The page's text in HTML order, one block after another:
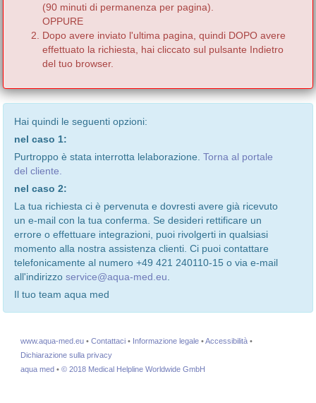
(90 minuti di permanenza per pagina).
OPPURE
Dopo avere inviato l'ultima pagina, quindi DOPO avere
effettuato la richiesta, hai cliccato sul pulsante Indietro
del tuo browser.
Hai quindi le seguenti opzioni:
nel caso 1:
Purtroppo è stata interrotta lelaborazione. Torna al portale
del cliente.
nel caso 2:
La tua richiesta ci è pervenuta e dovresti avere già ricevuto
un e-mail con la tua conferma. Se desideri rettificare un
errore o effettuare integrazioni, puoi rivolgerti in qualsiasi
momento alla nostra assistenza clienti. Ci puoi contattare
telefonicamente al numero +49 421 240110-15 o via e-mail
all'indirizzo service@aqua-med.eu.
Il tuo team aqua med
www.aqua-med.eu • Contattaci • Informazione legale •Accessibilità •
Dichiarazione sulla privacy
aqua med • © 2018 Medical Helpline Worldwide GmbH